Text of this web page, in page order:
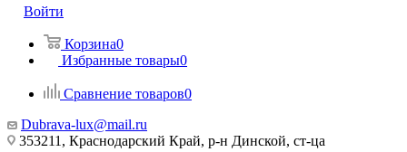
Войти
Корзина0
Избранные товары0
Сравнение товаров0
Dubrava-lux@mail.ru
353211, Краснодарский Край, р-н Динской, ст-ца